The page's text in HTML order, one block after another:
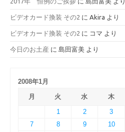
ビデオカード換装 その2 に Akira より
ビデオカード換装 その2 に コマ より
今日のお土産 に 島田富美 より
2008年1月
月
火 水 木
1
2 3
7
8 9 10